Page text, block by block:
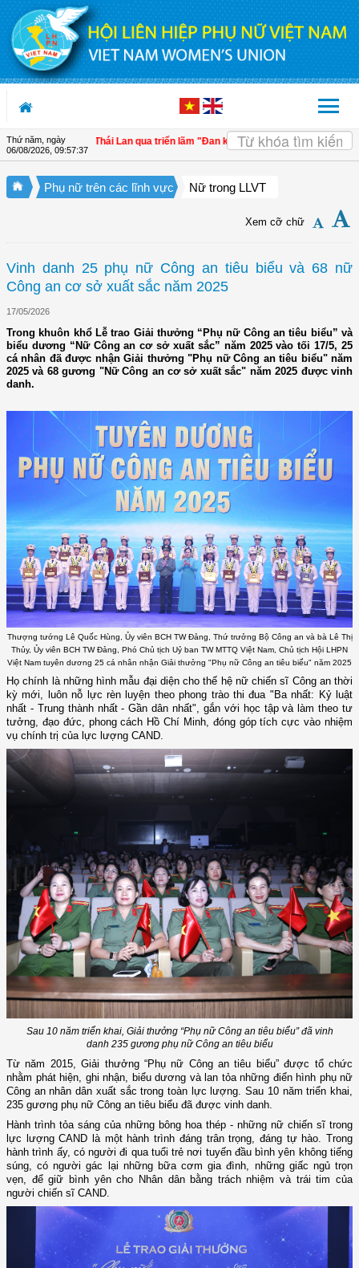
Truy cập nội dung luôn
Thứ năm, ngày
06/08/2026, 09:57:38
Việt Nam - Thái Lan qua triển lãm "Đan kết hữu nghị" | 4 định hướng về
Phụ nữ trên các lĩnh vực Nữ trong LLVT
Xem cỡ chữ
Vinh danh 25 phụ nữ Công an tiêu biểu và 68 nữ
Công an cơ sở xuất sắc năm 2025
17/05/2026
Trong khuôn khổ Lễ trao Giải thưởng “Phụ nữ Công an tiêu biểu” và
biểu dương “Nữ Công an cơ sở xuất sắc” năm 2025 vào tối 17/5, 25
cá nhân đã được nhận Giải thưởng "Phụ nữ Công an tiêu biểu" năm
2025 và 68 gương "Nữ Công an cơ sở xuất sắc" năm 2025 được vinh
danh.
Thượng tướng Lê Quốc Hùng, Ủy viên BCH TW Đảng, Thứ trưởng Bộ Công an và bà Lê Thị
Thủy, Ủy viên BCH TW Đảng, Phó Chủ tịch Uỷ ban TW MTTQ Việt Nam, Chủ tịch Hội LHPN
Việt Nam tuyên dương 25 cá nhân nhận Giải thưởng "Phụ nữ Công an tiêu biểu" năm 2025
Họ chính là những hình mẫu đại diện cho thế hệ nữ chiến sĩ Công an thời
kỳ mới, luôn nỗ lực rèn luyện theo phong trào thi đua "Ba nhất: Kỷ luật
nhất - Trung thành nhất - Gần dân nhất", gắn với học tập và làm theo tư
tưởng, đạo đức, phong cách Hồ Chí Minh, đóng góp tích cực vào nhiệm
vụ chính trị của lực lượng CAND.
Sau 10 năm triển khai, Giải thưởng “Phụ nữ Công an tiêu biểu” đã vinh
danh 235 gương phụ nữ Công an tiêu biểu
Từ năm 2015, Giải thưởng “Phụ nữ Công an tiêu biểu” được tổ chức
nhằm phát hiện, ghi nhận, biểu dương và lan tỏa những điển hình phụ nữ
Công an nhân dân xuất sắc trong toàn lực lượng. Sau 10 năm triển khai,
235 gương phụ nữ Công an tiêu biểu đã được vinh danh.
Hành trình tỏa sáng của những bông hoa thép - những nữ chiến sĩ trong
lực lượng CAND là một hành trình đáng trân trọng, đáng tự hào. Trong
hành trình ấy, có người đi qua tuổi trẻ nơi tuyến đầu bình yên không tiếng
súng, có người gác lại những bữa cơm gia đình, những giấc ngủ trọn
vẹn, để giữ bình yên cho Nhân dân bằng trách nhiệm và trái tim của
người chiến sĩ CAND.